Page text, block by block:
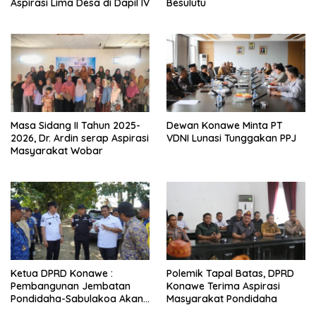
Aspirasi Lima Desa di Dapil IV
Besulutu
Masa Sidang II Tahun 2025-
2026, Dr. Ardin serap Aspirasi
Masyarakat Wobar
Dewan Konawe Minta PT
VDNI Lunasi Tunggakan PPJ
Ketua DPRD Konawe :
Pembangunan Jembatan
Pondidaha-Sabulakoa Akan
Polemik Tapal Batas, DPRD
Konawe Terima Aspirasi
Masyarakat Pondidaha